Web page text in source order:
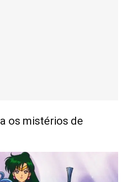
os mistérios de